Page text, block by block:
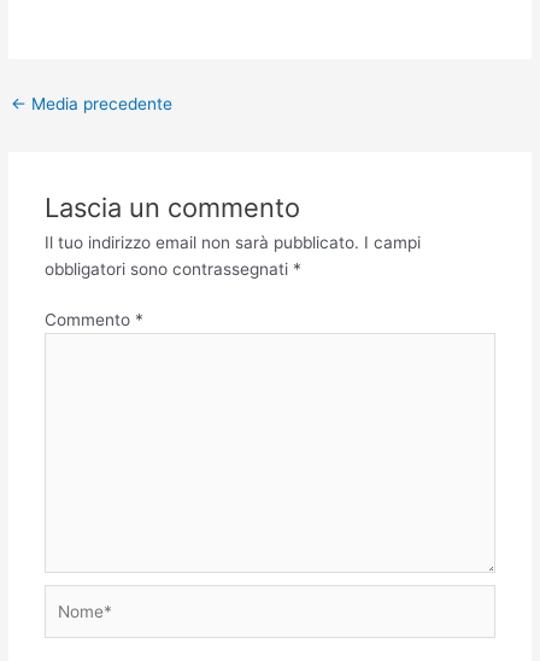
← Media precedente
Lascia un commento
Il tuo indirizzo email non sarà pubblicato. I campi
obbligatori sono contrassegnati *
Commento *